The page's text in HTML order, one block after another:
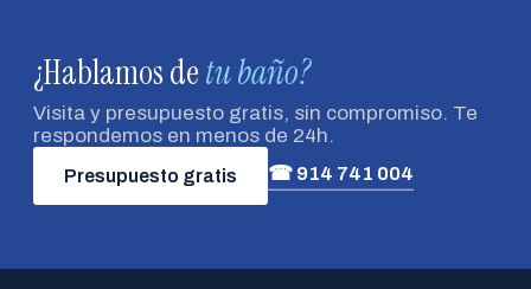
¿Hablamos detu baño?
Visita y presupuesto gratis, sin compromiso. Te
respondemos en menos de 24h.
Presupuesto gratis ☎ 914 741 004